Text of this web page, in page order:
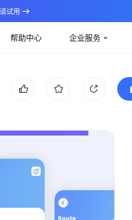
试用
帮助中心 企业服务